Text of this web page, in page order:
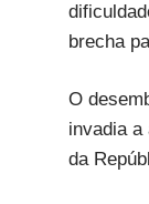
brecha
O
invadia a
da